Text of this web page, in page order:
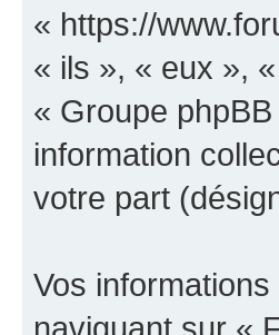
« https://
« ils », « eux »,
« Groupe
information
votre part
Vos